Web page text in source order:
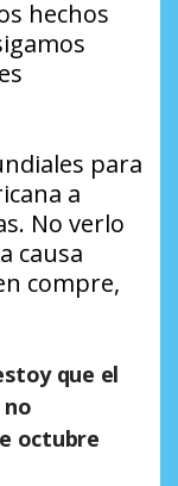
hechos
para
a
No verlo
causa
compre,
que el
octubre